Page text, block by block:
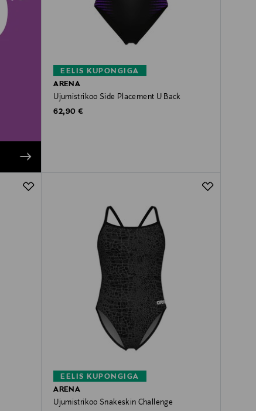
EELIS KUPONGIGA
ARENA
Ujumistrikoo Side Placement U Back
Original Price
62,90 €
EELIS KUPONGIGA
ARENA
Ujumistrikoo Snakeskin Challenge